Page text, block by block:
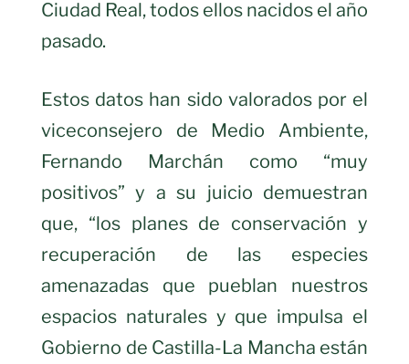
Ciudad Real, todos ellos nacidos el año
pasado.
Estos datos han sido valorados por el
viceconsejero de Medio Ambiente,
Fernando Marchán como “muy
positivos” y a su juicio demuestran
que, “los planes de conservación y
recuperación de las especies
amenazadas que pueblan nuestros
espacios naturales y que impulsa el
Gobierno de Castilla-La Mancha están